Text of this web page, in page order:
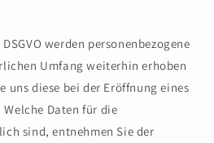
werden personenbezogene
Umfang weiterhin erhoben
uns diese bei der Eröffnung eines
Daten für die
sind, entnehmen Sie der